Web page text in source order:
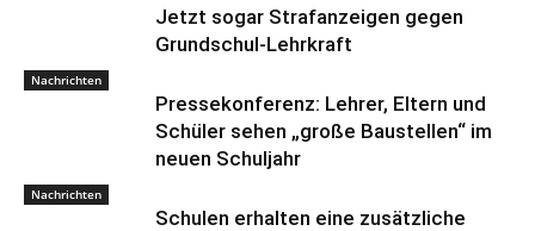
Jetzt sogar Strafanzeigen gegen
Grundschul-Lehrkraft
Nachrichten
Pressekonferenz: Lehrer, Eltern und
Schüler sehen „große Baustellen“ im
neuen Schuljahr
Nachrichten
Schulen erhalten eine zusätzliche